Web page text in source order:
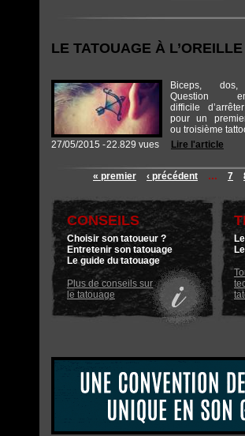
LE TATOUAGE À L’OREILLE
Biceps,
Question
difficile
pour un
ou troisième
27/05/2015 -22.829 vues Lire l'article
« premier ‹ précédent … 7
CONSEILS
Choisir son tatoueur ?
Entretenir son tatouage
Le guide du tatouage
Plus de conseils sur
le tatouage